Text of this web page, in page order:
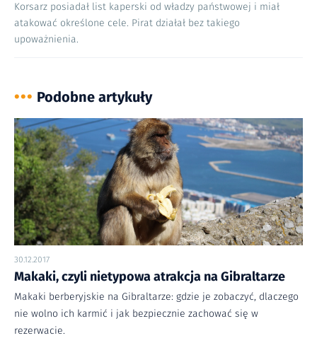
Korsarz posiadał list kaperski od władzy państwowej i miał
atakować określone cele. Pirat działał bez takiego
upoważnienia.
••• Podobne artykuły
30.12.2017
Makaki, czyli nietypowa atrakcja na Gibraltarze
Makaki berberyjskie na Gibraltarze: gdzie je zobaczyć, dlaczego
nie wolno ich karmić i jak bezpiecznie zachować się w
rezerwacie.